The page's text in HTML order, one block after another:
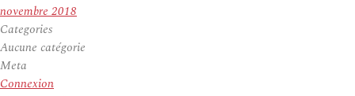
novembre 2018
Categories
Aucune catégorie
Meta
Connexion